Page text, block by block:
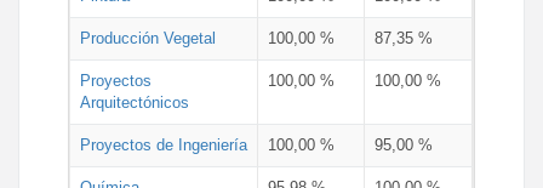
Producción Vegetal 100,00 % 87,35 %
Proyectos
Arquitectónicos
100,00 % 100,00 %
Proyectos de Ingeniería 100,00 % 95,00 %